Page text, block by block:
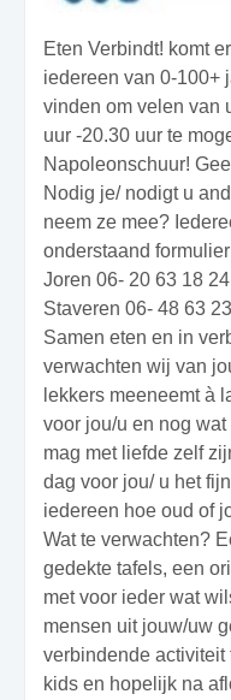
Eten Verbindt! komt
iedereen van 0-100+
vinden om velen van
uur -20.30 uur te
Napoleonschuur!
Nodig je/ nodigt u
neem ze mee?
onderstaand
Joren 06- 20 63 18
Staveren 06- 48 63
Samen eten en in
verwachten wij van
lekkers meeneemt à
voor jou/u en nog
mag met liefde zelf
dag voor jou/ u het
iedereen hoe oud of
Wat te verwachten?
gedekte tafels, een
met voor ieder wat
mensen uit jouw/uw
verbindende activiteit
kids en hopelijk na